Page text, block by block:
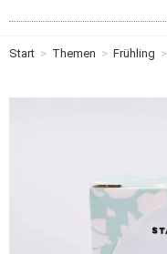
Start > Themen > Frühling >